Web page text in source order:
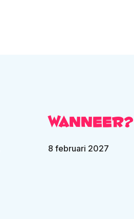
Wanneer?
8 februari 2027